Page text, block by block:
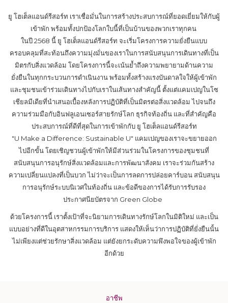
ยู โฮเต็ลแอนด์รีสอร์ท เราเชื่อมั่นในการสร้างประสบการณ์ที่ยอดเยี่ยมให้กับผู้
เข้าพัก พร้อมทั้งปกป้องโลกใบนี้ที่เป็นบ้านของพวกเราทุกคน
ในปี 2568 นี้ ยู โฮเต็ลแอนด์รีสอร์ท จะเริ่มโครงการความยั่งยืนแบบ
ครอบคลุมที่สะท้อนถึงความมุ่งมั่นของเราในการสนับสนุนการเดินทางที่เป็น
มิตรกับสิ่งแวดล้อม โดยโครงการนี้จะเน้นย้ำถึงความพยายามด้านความ
ยั่งยืนในทุกกระบวนการดำเนินงาน พร้อมทั้งสร้างแรงบันดาลใจให้ผู้เข้าพัก
และชุมชนเข้าร่วมเดินทางไปกับเราในเส้นทางสำคัญนี้ ตั้งแต่แคมเปญในโซ
เชียลมีเดียที่นำเสนอเบื้องหลังการปฏิบัติที่เป็นมิตรต่อสิ่งแวดล้อม ไปจนถึง
ความร่วมมือกับอินฟลูเอนเซอร์สายรักษ์โลก ธุรกิจท้องถิ่น และที่สำคัญคือ
ประสบการณ์ที่ดีที่สุดในการเข้าพักกับ ยู โฮเต็ลแอนด์รีสอร์ท
"U Make a Difference: Sustainable U" แคมเปญของเราจะขยายออก
ไปอีกขั้น โดยเชิญชวนผู้เข้าพักให้มีส่วนร่วมในโครงการของชุมชนที่
สนับสนุนการอนุรักษ์สิ่งแวดล้อมและการพัฒนาสังคม เราจะร่วมกันสร้าง
ความเปลี่ยนแปลงที่เป็นบวก ไม่ว่าจะเป็นการลดการปล่อยคาร์บอน สนับสนุน
การอนุรักษ์ระบบนิเวศในท้องถิ่น และข้อดีของการได้รับการรับรอง
ประกาศนียบัตรจาก Green Globe
ด้วยโครงการนี้ เราตั้งเป้าที่จะนิยามการเดินทางรักษ์โลกในมิติใหม่ และเป็น
แบบอย่างที่ดีในอุตสาหกรรมการบริการ แสดงให้เห็นว่าการปฏิบัติที่ยั่งยืนนั้น
ไม่เพียงแต่ช่วยรักษาสิ่งแวดล้อม แต่ยังยกระดับความพึงพอใจของผู้เข้าพัก
อีกด้วย
อาชีพ